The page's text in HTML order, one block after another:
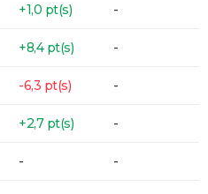
+1,0 pt(s) -
+8,4 pt(s) -
-6,3 pt(s) -
+2,7 pt(s) -
- -